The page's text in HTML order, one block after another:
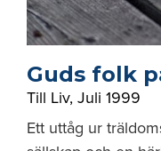
Guds folk
Till Liv, Juli 1999
Ett uttåg ur